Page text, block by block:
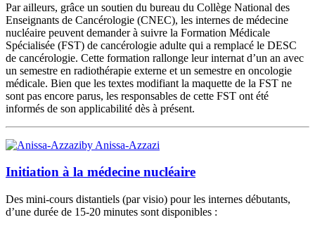
Par ailleurs, grâce un soutien du bureau du Collège National des
Enseignants de Cancérologie (CNEC), les internes de médecine
nucléaire peuvent demander à suivre la Formation Médicale
Spécialisée (FST) de cancérologie adulte qui a remplacé le DESC
de cancérologie. Cette formation rallonge leur internat d’un an avec
un semestre en radiothérapie externe et un semestre en oncologie
médicale. Bien que les textes modifiant la maquette de la FST ne
sont pas encore parus, les responsables de cette FST ont été
informés de son applicabilité dès à présent.
by Anissa-Azzazi
Initiation à la médecine nucléaire
Des mini-cours distantiels (par visio) pour les internes débutants,
d’une durée de 15-20 minutes sont disponibles :